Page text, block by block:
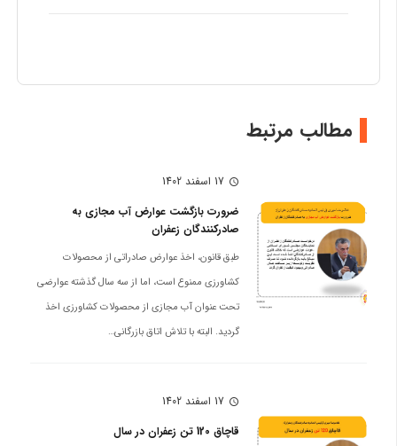
مطالب مرتبط
schedule 17 اسفند 1402
ضرورت بازگشت عوارض آب مجازی به
صادرکنندگان زعفران
طبق قانون، اخذ عوارض صادراتی از محصولات
کشاورزی ممنوع است، اما از سه سال گذشته عوارضی
تحت عنوان آب مجازی از محصولات کشاورزی اخذ
گردید. البته با تلاش اتاق بازرگانی…
schedule 17 اسفند 1402
قاچاق 120 تن زعفران در سال